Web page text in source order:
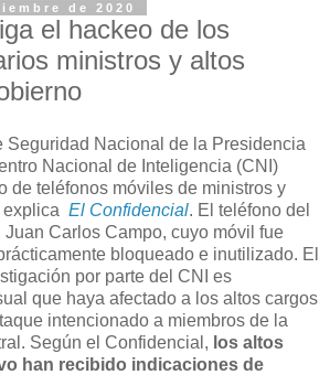
de 2020
el hackeo de los
ministros y altos
Seguridad Nacional de la Presidencia
Nacional de Inteligencia (CNI)
de teléfonos móviles de ministros y
explica El Confidencial. El teléfono del
Juan Carlos Campo, cuyo móvil fue
bloqueado e inutilizado. El
por parte del CNI es
que haya afectado a los altos cargos
intencionado a miembros de la
Según el Confidencial, los altos
han recibido indicaciones de